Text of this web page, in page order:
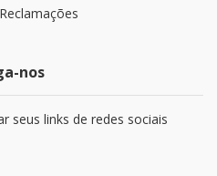
nos
seus links de redes sociais